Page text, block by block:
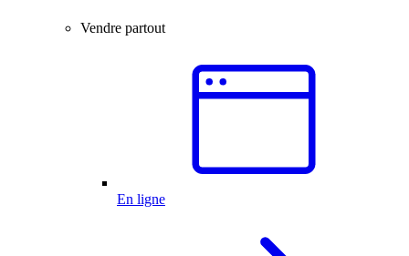
Vendre partout
En ligne